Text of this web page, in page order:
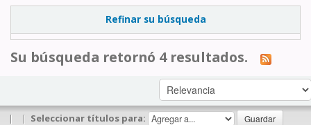
Refinar su búsqueda
Su búsqueda retornó 4 resultados.
| | Seleccionar títulos para: